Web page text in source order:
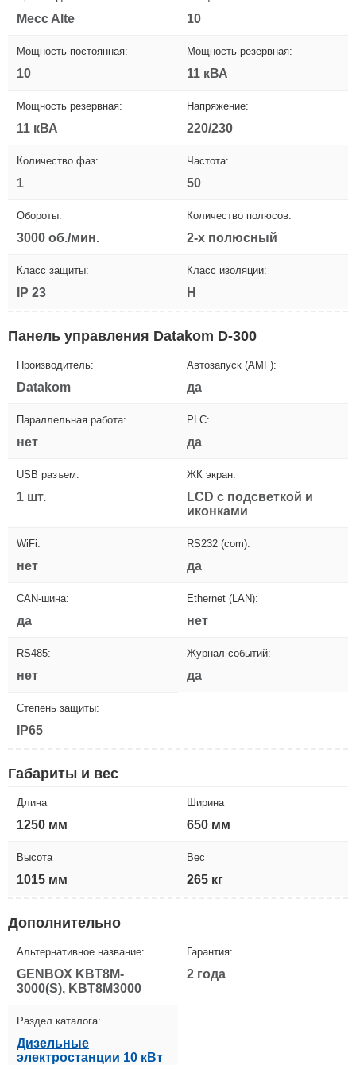
Mecc Alte 10
Мощность постоянная:
10
Мощность резервная:
11 кВА
Мощность резервная:
11 кВА
Напряжение:
220/230
Количество фаз:
1
Частота:
50
Обороты:
3000 об./мин.
Количество полюсов:
2-х полюсный
Класс защиты:
IP 23
Класс изоляции:
H
Панель управления Datakom D-300
Производитель:
Datakom
Автозапуск (AMF):
да
Параллельная работа:
нет
PLC:
да
USB разъем:
1 шт.
ЖК экран:
LCD с подсветкой и
иконками
WiFi:
нет
RS232 (com):
да
CAN-шина:
да
Ethernet (LAN):
нет
RS485:
нет
Журнал событий:
да
Степень защиты:
IP65
Габариты и вес
Длина
1250 мм
Ширина
650 мм
Высота
1015 мм
Вес
265 кг
Дополнительно
Альтернативное название:
GENBOX KBT8M-
3000(S), KBT8M3000
Гарантия:
2 года
Раздел каталога:
Дизельные
электростанции 10 кВт